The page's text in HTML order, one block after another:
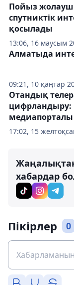
13:06, 16 маусым
Пойыз
спутниктік
қосылады
09:21, 10 қаңтар
Алматыда
17:02, 15
Отандық
цифрландыру:
медиапорталы
хабардар
Пікірлер 0